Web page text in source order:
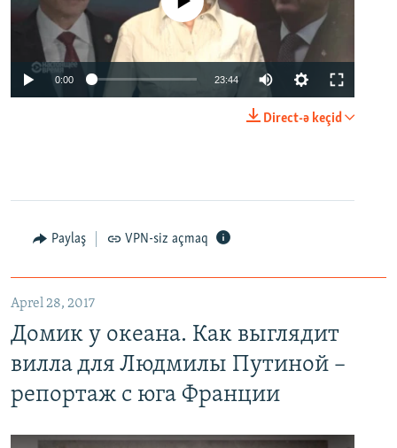
0:00 23:44
Direct-ə keçid
Paylaş VPN-siz açmaq
Aprel 28, 2017
Домик у океана. Как выглядит
вилла для Людмилы Путиной –
репортаж с юга Франции